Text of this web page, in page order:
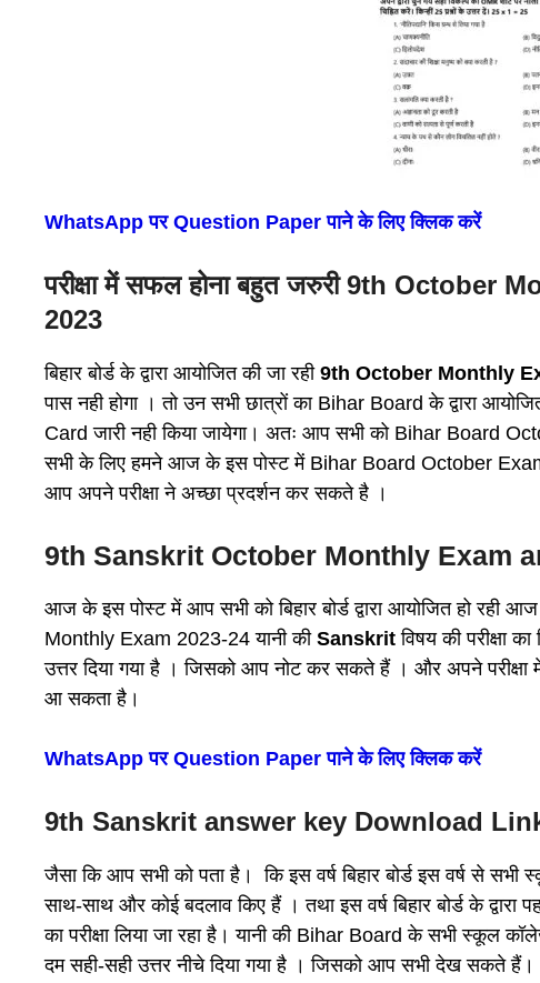
WhatsApp पर Question Paper पाने के लिए क्लिक करें
परीक्षा में सफल होना बहुत जरुरी 9th
2023
बिहार बोर्ड के द्वारा आयोजित की जा रही 9th October Monthly
पास नही होगा । तो उन सभी छात्रों का Bihar Board के द्वारा
Card जारी नही किया जायेगा। अतः आप सभी को Bihar Board
सभी के लिए हमने आज के इस पोस्ट में Bihar Board October
आप अपने परीक्षा ने अच्छा प्रदर्शन कर सकते है ।
9th Sanskrit October Monthly Exam
आज के इस पोस्ट में आप सभी को बिहार बोर्ड द्वारा आयोजित हो रही
Monthly Exam 2023-24 यानी की Sanskrit विषय की परीक्षा
उत्तर दिया गया है । जिसको आप नोट कर सकते हैं । और अपने
आ सकता है।
WhatsApp पर Question Paper पाने के लिए क्लिक करें
9th Sanskrit answer key Download Link
जैसा कि आप सभी को पता है। कि इस वर्ष बिहार बोर्ड इस वर्ष से
साथ-साथ और कोई बदलाव किए हैं । तथा इस वर्ष बिहार बोर्ड के द्वारा
का परीक्षा लिया जा रहा है। यानी की Bihar Board के सभी स्कूल
दम सही-सही उत्तर नीचे दिया गया है । जिसको आप सभी देख सकते हैं।